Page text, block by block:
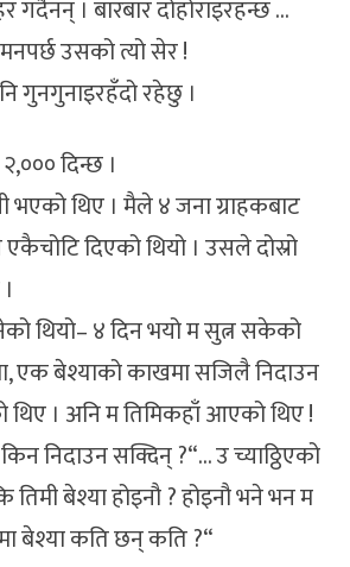
गर्दैनन् । बारबार दोहोराइरहन्छ …
उसको त्यो सेर !
रहेछु ।
दिन्छ ।
भएको थिए । मैले ४ जना ग्राहकबाट
दिएको थियो । उसले दोस्रो
थियो– ४ दिन भयो म सुत्न सकेको
एक बेश्याको काखमा सजिलै निदाउन
। अनि म तिमिकहाँ आएको थिए !
निदाउन सक्दिन् ?“… उ च्याठ्ठिएको
तिमी बेश्या होइनौ ? होइनौ भने भन म
बेश्या कति छन् कति ?“